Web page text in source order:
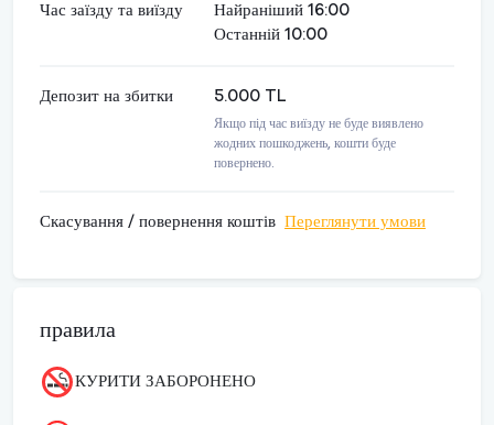
Час заїзду та виїзду
Найраніший 16:00
Останній 10:00
Депозит на збитки 5.000 TL
Якщо під час виїзду не буде виявлено
жодних пошкоджень, кошти буде
повернено.
Скасування / повернення коштів Переглянути умови
правила
КУРИТИ ЗАБОРОНЕНО